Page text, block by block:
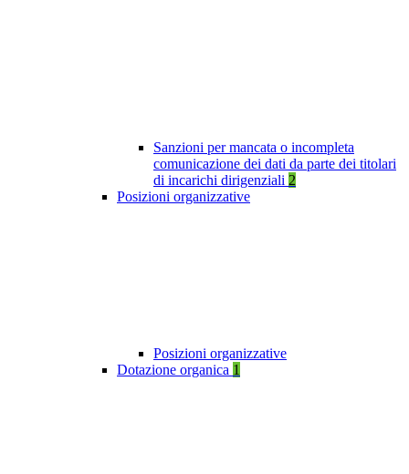
Sanzioni per mancata o incompleta
comunicazione dei dati da parte dei titolari
di incarichi dirigenziali 2
Posizioni organizzative
Posizioni organizzative
Dotazione organica 1